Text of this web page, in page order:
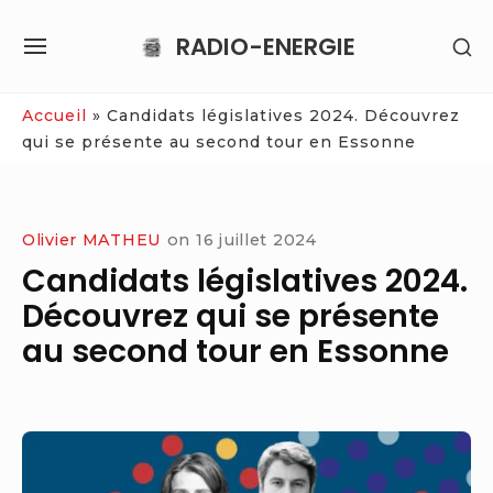
RADIO-ENERGIE
SITE
Accueil » Candidats législatives 2024. Découvrez
qui se présente au second tour en Essonne
Olivier MATHEU on 16 juillet 2024
Candidats législatives 2024.
Découvrez qui se présente
au second tour en Essonne